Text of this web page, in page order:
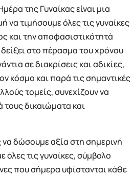
της Γυναίκας είναι μια
τιμήσουμε όλες τις γυναίκες
και την αποφασιστικότητά
στο πέρασμα του χρόνου
σε διακρίσεις και αδικίες,
κόσμο και παρά τις σημαντικές
τομείς, συνεχίζουν να
τους δικαιώματα και
να δώσουμε αξία στη σημερινή
όλες τις γυναίκες, σύμβολο
που σήμερα υφίστανται κάθε